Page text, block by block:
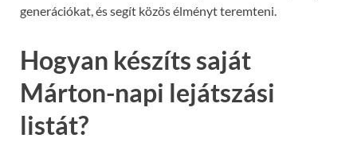
generációkat, és segít közös élményt teremteni.
Hogyan készíts saját
Márton-napi lejátszási
listát?